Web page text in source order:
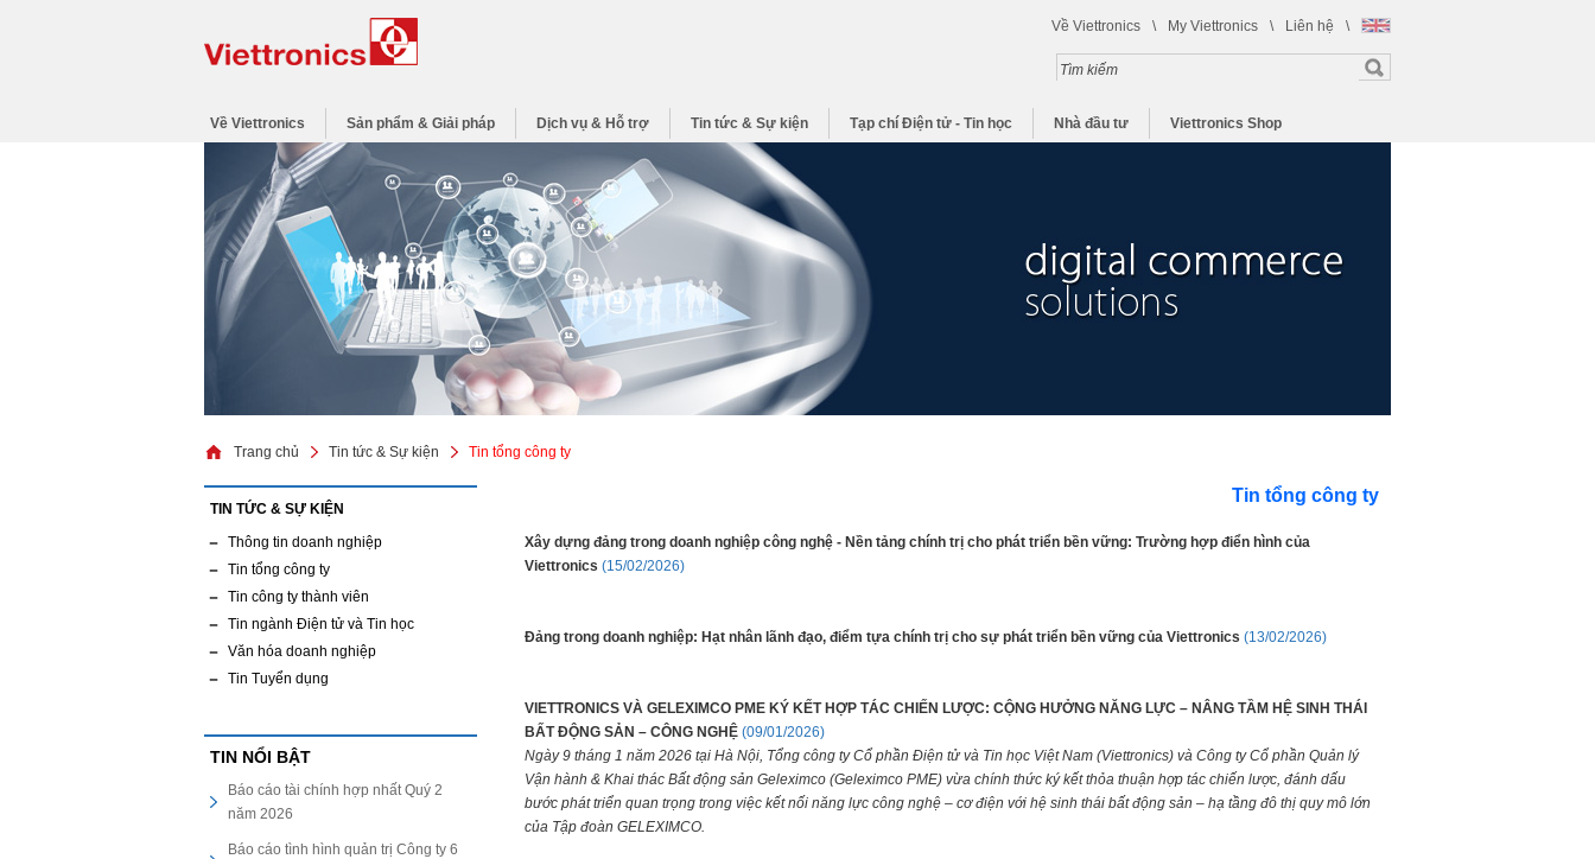
Về Viettronics \ My Viettronics \ Liên hệ \
Về Viettronics Sản phẩm & Giải pháp Dịch vụ & Hỗ trợ Tin tức & Sự kiện Tạp chí Điện tử - Tin học Nhà đầu tư Viettronics Shop
Trang chủ Tin tức & Sự kiện Tin tổng công ty
TIN TỨC & SỰ KIỆN
Thông tin doanh nghiệp
Tin tổng công ty
Tin công ty thành viên
Tin ngành Điện tử và Tin học
Văn hóa doanh nghiệp
Tin Tuyển dụng
TIN NỔI BẬT
Báo cáo tài chính hợp nhất Quý 2
năm 2026
Báo cáo tình hình quản trị Công ty 6
Tin tổng công ty
Xây dựng đảng trong doanh nghiệp công nghệ - Nền tảng chính trị cho phát triển bền vững: Trường hợp điển hình của
Viettronics (15/02/2026)
Đảng trong doanh nghiệp: Hạt nhân lãnh đạo, điểm tựa chính trị cho sự phát triển bền vững của Viettronics (13/02/2026)
VIETTRONICS VÀ GELEXIMCO PME KÝ KẾT HỢP TÁC CHIẾN LƯỢC: CỘNG HƯỞNG NĂNG LỰC – NÂNG TẦM HỆ SINH THÁI
BẤT ĐỘNG SẢN – CÔNG NGHỆ (09/01/2026)
Ngày 9 tháng 1 năm 2026 tại Hà Nội, Tổng công ty Cổ phần Điện tử và Tin học Việt Nam (Viettronics) và Công ty Cổ phần Quản lý
Vận hành & Khai thác Bất động sản Geleximco (Geleximco PME) vừa chính thức ký kết thỏa thuận hợp tác chiến lược, đánh dấu
bước phát triển quan trọng trong việc kết nối năng lực công nghệ – cơ điện với hệ sinh thái bất động sản – hạ tầng đô thị quy mô lớn
của Tập đoàn GELEXIMCO.